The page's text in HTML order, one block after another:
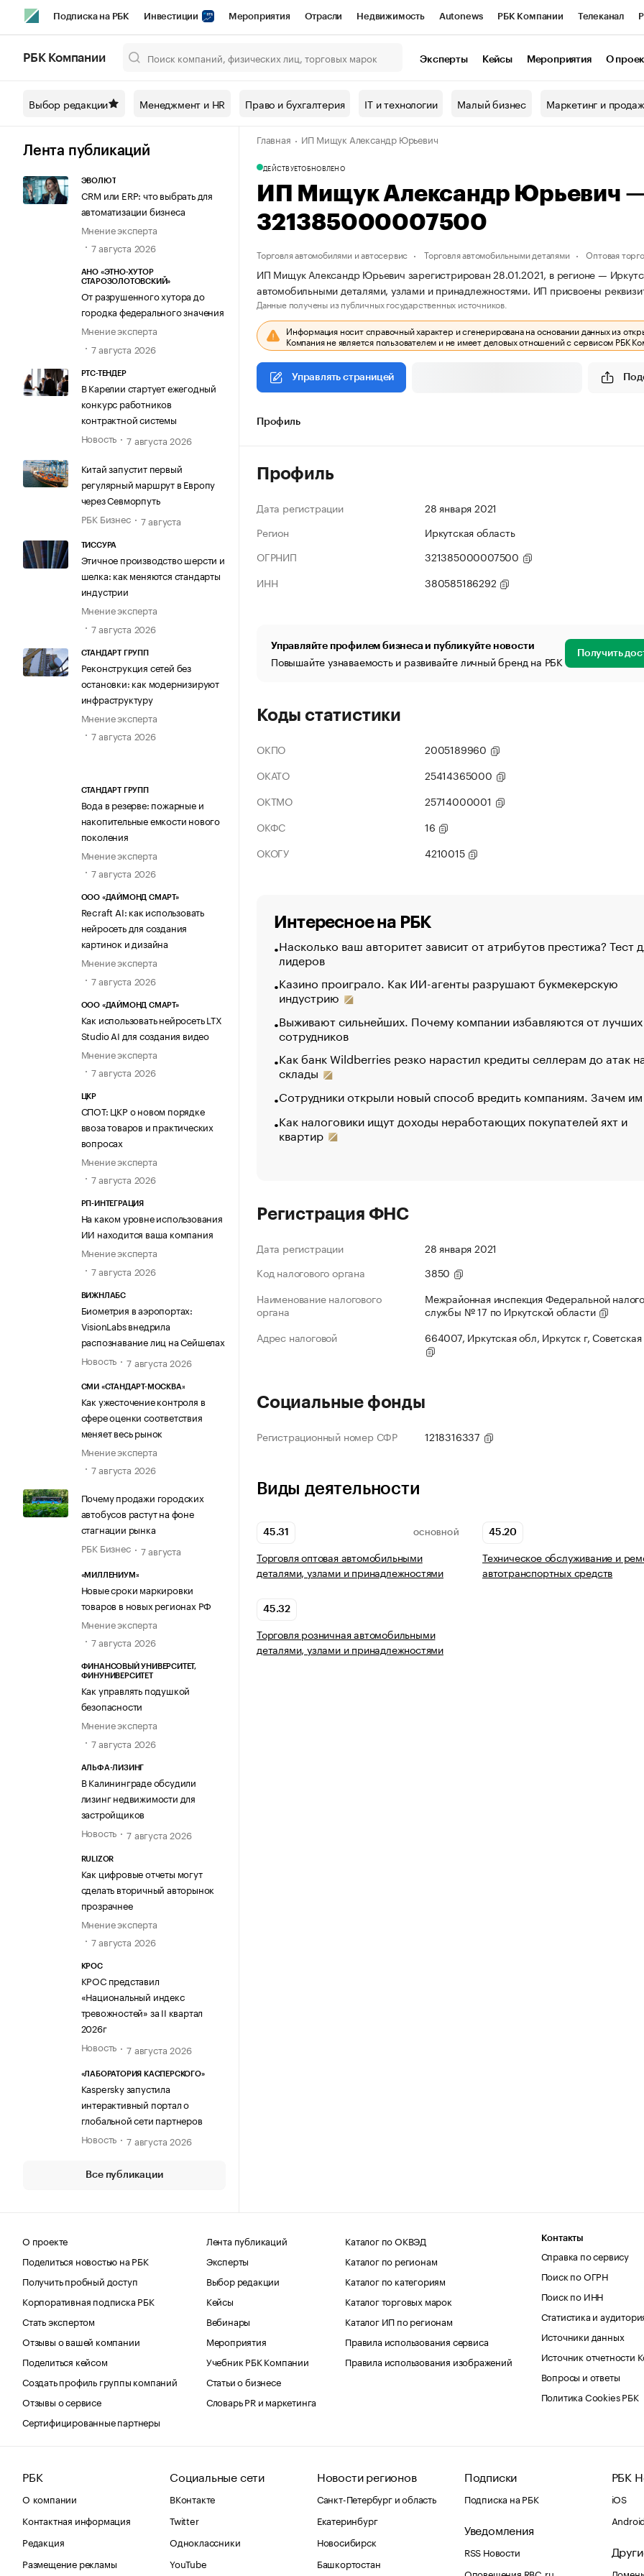
Подписка на РБК Инвестиции Мероприятия Отрасли Недвижимость Autonews РБК Компании Телеканал
Спецпроекты СПб Конференции СПб Спецпроекты Проверка контрагентов
Технологии и медиа Рынок наличной валюты
РБК Компании Эксперты Кейсы Мероприятия О
Выбор редакции Менеджмент и HR Право и бухгалтерия IT и технологии Малый бизнес Маркетинг и
Лента публикаций
ЭВОЛЮТ
CRM или ERP: что выбрать для
автоматизации бизнеса
Мнение эксперта
7 августа 2026
АНО «ЭТНО-ХУТОР
СТАРОЗОЛОТОВСКИЙ»
От разрушенного хутора до
городка федерального значения
Мнение эксперта
7 августа 2026
РТС-ТЕНДЕР
В Карелии стартует ежегодный
конкурс работников
контрактной системы
Новость
7 августа 2026
Китай запустит первый
регулярный маршрут в Европу
через Севморпуть
РБК Бизнес
7 августа
ТИССУРА
Этичное производство шерсти и
шелка: как меняются стандарты
индустрии
Мнение эксперта
7 августа 2026
СТАНДАРТ ГРУПП
Реконструкция сетей без
остановки: как модернизируют
инфраструктуру
Мнение эксперта
7 августа 2026
СТАНДАРТ ГРУПП
Вода в резерве: пожарные и
накопительные емкости нового
поколения
Мнение эксперта
7 августа 2026
ООО «ДАЙМОНД СМАРТ»
Recraft AI: как использовать
нейросеть для создания
картинок и дизайна
Мнение эксперта
7 августа 2026
ООО «ДАЙМОНД СМАРТ»
Как использовать нейросеть LTX
Studio AI для создания видео
Мнение эксперта
7 августа 2026
ЦКР
СПОТ: ЦКР о новом порядке
ввоза товаров и практических
вопросах
Мнение эксперта
7 августа 2026
РП-ИНТЕГРАЦИЯ
На каком уровне использования
ИИ находится ваша компания
Мнение эксперта
7 августа 2026
ВИЖНЛАБС
Биометрия в аэропортах:
VisionLabs внедрила
распознавание лиц на Сейшелах
Новость
7 августа 2026
СМИ «СТАНДАРТ-МОСКВА»
Как ужесточение контроля в
сфере оценки соответствия
меняет весь рынок
Мнение эксперта
7 августа 2026
Почему продажи городских
автобусов растут на фоне
стагнации рынка
РБК Бизнес
7 августа
«МИЛЛЕНИУМ»
Новые сроки маркировки
товаров в новых регионах РФ
Мнение эксперта
7 августа 2026
ФИНАНСОВЫЙ УНИВЕРСИТЕТ,
ФИНУНИВЕРСИТЕТ
Как управлять подушкой
безопасности
Мнение эксперта
7 августа 2026
АЛЬФА-ЛИЗИНГ
В Калининграде обсудили
лизинг недвижимости для
застройщиков
Новость
7 августа 2026
RULIZOR
Как цифровые отчеты могут
сделать вторичный авторынок
прозрачнее
Мнение эксперта
7 августа 2026
КРОС
КРОС представил
«Национальный индекс
тревожностей» за II квартал
2026г
Новость
7 августа 2026
«ЛАБОРАТОРИЯ КАСПЕРСКОГО»
Kaspersky запустила
интерактивный портал о
глобальной сети партнеров
Новость
7 августа 2026
Все публикации
Главная ИП Мищук Александр Юрьевич
ДЕЙСТВУЕТОБНОВЛЕНО
ИП Мищук Александр Юрьевич
321385000007500
Торговля автомобилями и автосервис Торговля автомобильными деталями Оптовая
ИП Мищук Александр Юрьевич зарегистрирован 28.01.2021, в регионе —
автомобильными деталями, узлами и принадлежностями. ИП присвоены
Данные получены из публичных государственных источников.
Информация носит справочный характер и сгенерирована на основании данных из
Компания не является пользователем и не имеет деловых отношений с сервисом РБК
Управлять страницей
Профиль
Профиль
Дата регистрации
28 января 2021
Регион
Иркутская область
ОГРНИП
321385000007500
ИНН
380585186292
Управляйте профилем бизнеса и публикуйте новости
Повышайте узнаваемость и развивайте личный бренд на РБК Получить
Коды статистики
ОКПО
2005189960
ОКАТО
25414365000
ОКТМО
25714000001
ОКФС
16
ОКОГУ
4210015
Интересное на РБК
Насколько ваш авторитет зависит от атрибутов престижа? Тест
лидеров
Казино проиграло. Как ИИ-агенты разрушают букмекерскую
индустрию
Выживают сильнейших. Почему компании избавляются от лучших
сотрудников
Как банк Wildberries резко нарастил кредиты селлерам до атак
склады
Сотрудники открыли новый способ вредить компаниям. Зачем
Как налоговики ищут доходы неработающих покупателей яхт и
квартир
Регистрация ФНС
Дата регистрации
28 января 2021
Код налогового органа
3850
Наименование налогового
органа
Межрайонная инспекция Федеральной
службы № 17 по Иркутской области
Адрес налоговой
664007, Иркутская обл, Иркутск г,
Социальные фонды
Регистрационный номер СФР 1218316337
Виды деятельности
45.31 ОСНОВНОЙ
Торговля оптовая автомобильными
деталями, узлами и принадлежностями
45.20
Техническое обслуживание и
автотранспортных средств
45.32
Торговля розничная автомобильными
деталями, узлами и принадлежностями
О проекте
Поделиться новостью на РБК
Получить пробный доступ
Корпоративная подписка РБК
Стать экспертом
Отзывы о вашей компании
Поделиться кейсом
Создать профиль группы компаний
Отзывы о сервисе
Сертифицированные партнеры
Лента публикаций
Эксперты
Выбор редакции
Кейсы
Вебинары
Мероприятия
Учебник РБК Компании
Статьи о бизнесе
Словарь PR и маркетинга
Каталог по ОКВЭД
Каталог по регионам
Каталог по категориям
Каталог торговых марок
Каталог ИП по регионам
Правила использования сервиса
Правила использования изображений
Контакты
Справка по сервису
Поиск по ОГРН
Поиск по ИНН
Статистика и
Источники данных
Источник отчетности
Вопросы и ответы
Политика Cookies РБК
РБК
О компании
Контактная информация
Редакция
Размещение рекламы
Социальные сети
ВКонтакте
Twitter
Одноклассники
YouTube
Новости регионов
Санкт-Петербург и область
Екатеринбург
Новосибирск
Башкортостан
Подписки
Подписка на РБК
Уведомления
RSS Новости
Оповещения RBC.ru
РБК
iOS